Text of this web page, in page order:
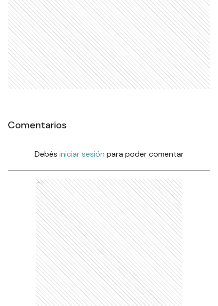
Comentarios
Debés iniciar sesión para poder comentar
Ads